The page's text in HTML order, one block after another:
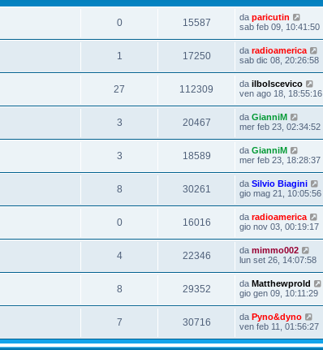
0 15587 da paricutin
sab feb 09, 10:41:50
1 17250 da radioamerica
sab dic 08, 20:26:58
27 112309 da ilbolscevico
ven ago 18, 18:55:16
3 20467 da GianniM
mer feb 23, 02:34:52
3 18589 da GianniM
mer feb 23, 18:28:37
8 30261 da Silvio Biagini
gio mag 21, 10:05:56
0 16016 da radioamerica
gio nov 03, 00:19:17
4 22346 da mimmo002
lun set 26, 14:07:58
8 29352 da Matthewprold
gio gen 09, 10:11:29
7 30716 da Pyno&dyno
ven feb 11, 01:56:27